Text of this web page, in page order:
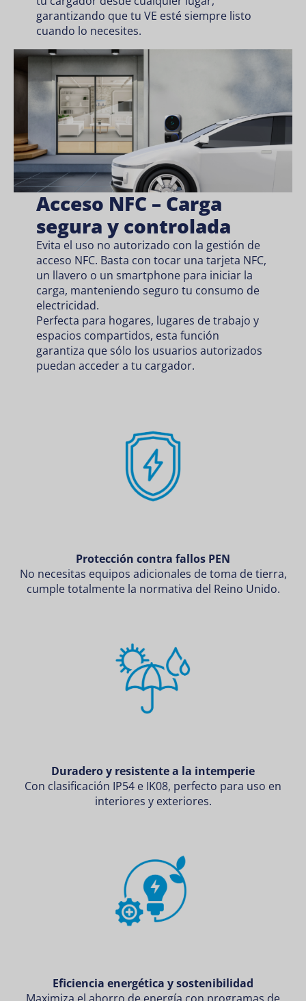
garantizando que tu VE esté siempre listo
cuando lo necesites.
Acceso NFC – Carga
segura y controlada
Evita el uso no autorizado con la gestión de
acceso NFC. Basta con tocar una tarjeta NFC,
un llavero o un smartphone para iniciar la
carga, manteniendo seguro tu consumo de
electricidad.
Perfecta para hogares, lugares de trabajo y
espacios compartidos, esta función
garantiza que sólo los usuarios autorizados
puedan acceder a tu cargador.
Protección contra fallos PEN
No necesitas equipos adicionales de toma de tierra,
cumple totalmente la normativa del Reino Unido.
Duradero y resistente a la intemperie
Con clasificación IP54 e IK08, perfecto para uso en
interiores y exteriores.
Eficiencia energética y sostenibilidad